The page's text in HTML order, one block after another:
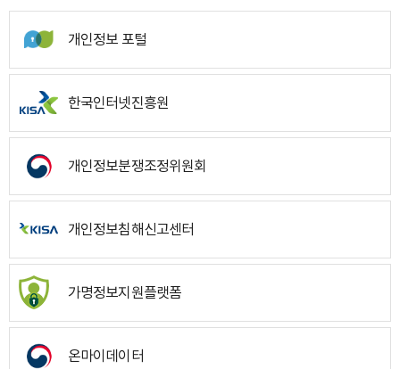
개인정보 포털
한국인터넷진흥원
개인정보분쟁조정위원회
개인정보침해신고센터
가명정보지원플랫폼
온마이데이터